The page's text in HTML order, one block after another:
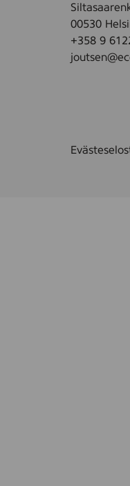
00530
+358 9